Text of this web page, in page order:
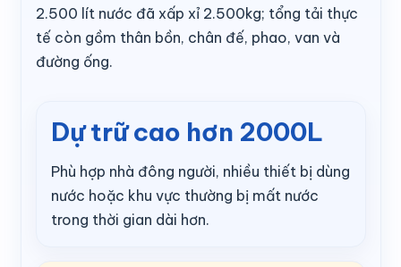
2.500 lít nước đã xấp xỉ 2.500kg; tổng tải thực
tế còn gồm thân bồn, chân đế, phao, van và
đường ống.
Dự trữ cao hơn 2000L
Phù hợp nhà đông người, nhiều thiết bị dùng
nước hoặc khu vực thường bị mất nước
trong thời gian dài hơn.